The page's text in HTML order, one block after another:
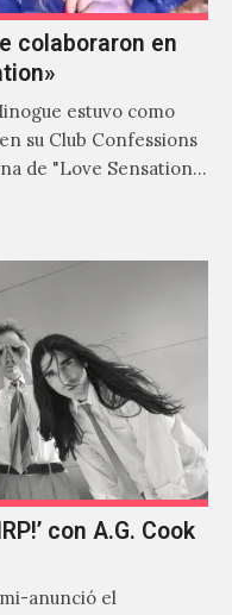
colaboraron en
estuvo como
su Club Confessions
de "Love Sensation",
con A.G. Cook
anunció el